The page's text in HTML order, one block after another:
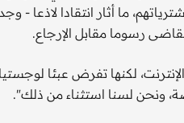
ما أثار انتقادا لاذعا -
لكنها تفرض عبئا
ونحن لسنا استثناء من ذلك".